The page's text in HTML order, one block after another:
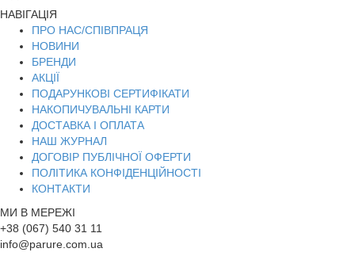
НАВІГАЦІЯ
ПРО НАС/СПІВПРАЦЯ
НОВИНИ
БРЕНДИ
АКЦІЇ
ПОДАРУНКОВІ СЕРТИФІКАТИ
НАКОПИЧУВАЛЬНІ КАРТИ
ДОСТАВКА І ОПЛАТА
НАШ ЖУРНАЛ
ДОГОВІР ПУБЛІЧНОЇ ОФЕРТИ
ПОЛІТИКА КОНФІДЕНЦІЙНОСТІ
КОНТАКТИ
МИ В МЕРЕЖІ
+38 (067) 540 31 11
info@parure.com.ua